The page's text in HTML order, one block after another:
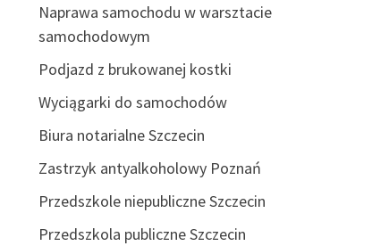
Naprawa samochodu w warsztacie
samochodowym
Podjazd z brukowanej kostki
Wyciągarki do samochodów
Biura notarialne Szczecin
Zastrzyk antyalkoholowy Poznań
Przedszkole niepubliczne Szczecin
Przedszkola publiczne Szczecin